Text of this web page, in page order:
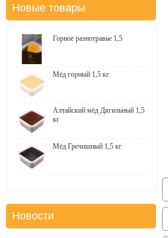
Новые товары
Горное разнотравье 1,5
Мёд горный 1,5 кг
Алтайский мёд Дягильный 1,5
кг
Мёд Гречишный 1,5 кг
Новости